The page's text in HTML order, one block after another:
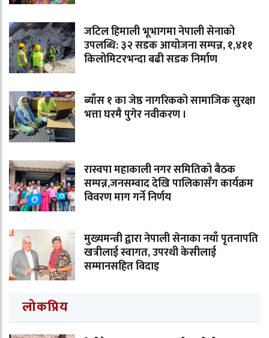
जटिल हिमाली भूभागमा नेपाली सेनाको
उपलब्धि: ३२ सडक आयोजना सम्पन्न, १,४११
किलोमिटरभन्दा बढी सडक निर्माण
ब्याँस १ का जेष्ठ नागरिकको सामाजिक सुरक्षा
भत्ता घरमै पुगेर नवीकरण ।
रास्वपा महाकाली नगर समितिको बैठक
सम्पन्न,जनसम्वाद देखि पालिकासँग कार्यक्रम
विवरण माग गर्ने निर्णय
मुख्यमन्त्री द्वारा नेपाली सेनाका नयाँ पृतनापति
खत्रीलाई स्वागत, उपरथी केसीलाई
सम्मानसहित विदाइ
लोकप्रिय